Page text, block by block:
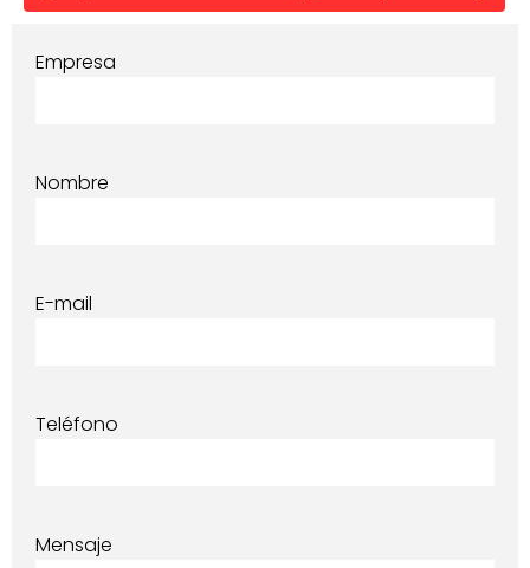
Empresa
Nombre
E-mail
Teléfono
Mensaje